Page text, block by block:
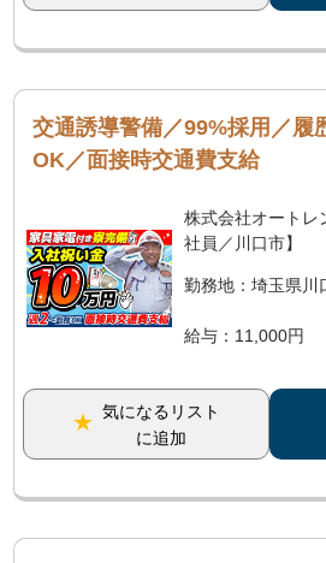
交通誘導警備／99%採用／履
OK／面接時交通費支給
株式会社オートレ
社員／川口市】
勤務地：埼玉県川
給与：11,000円
気になるリスト
に追加